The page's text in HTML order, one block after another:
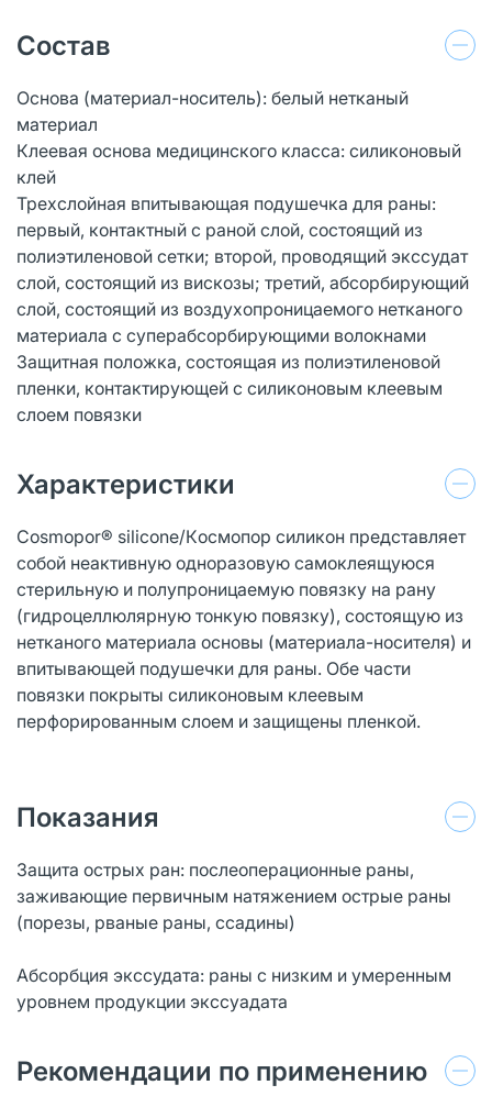
Состав
Основа (материал-носитель): белый нетканый
материал
Клеевая основа медицинского класса: силиконовый
клей
Трехслойная впитывающая подушечка для раны:
первый, контактный с раной слой, состоящий из
полиэтиленовой сетки; второй, проводящий экссудат
слой, состоящий из вискозы; третий, абсорбирующий
слой, состоящий из воздухопроницаемого нетканого
материала с суперабсорбирующими волокнами
Защитная положка, состоящая из полиэтиленовой
пленки, контактирующей с силиконовым клеевым
слоем повязки
Характеристики
Cosmopor® silicone/Кocмoпop силикон представляет
собой неактивную одноразовую самоклеящуюся
стерильную и полупроницаемую повязку на рану
(гидроцеллюлярную тонкую повязку), состоящую из
нетканого материала основы (материала-носителя) и
впитывающей подушечки для раны. Обе части
повязки покрыты силиконовым клеевым
перфорированным слоем и защищены пленкой.
Показания
Защита острых ран: послеоперационные раны,
заживающие первичным натяжением острые раны
(порезы, рваные раны, ссадины)
Абсорбция экссудата: раны с низким и умеренным
уровнем продукции экссуадата
Рекомендации по применению